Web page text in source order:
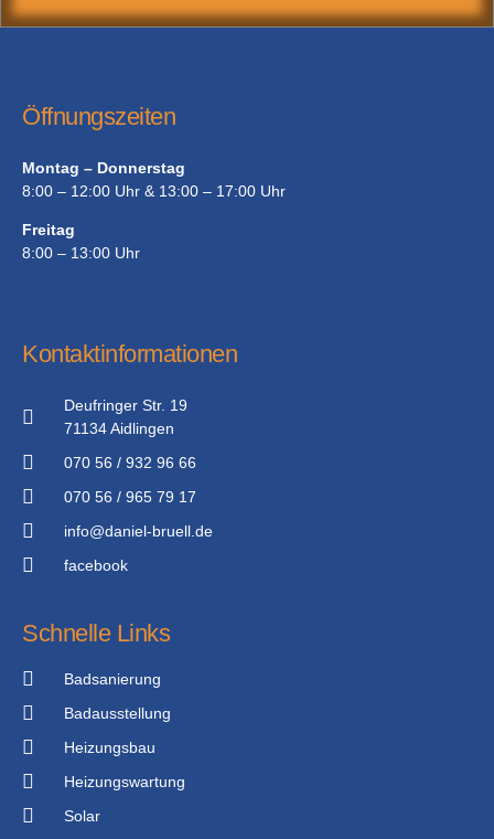
Öffnungszeiten
Montag – Donnerstag
8:00 – 12:00 Uhr & 13:00 – 17:00 Uhr
Freitag
8:00 – 13:00 Uhr
Kontaktinformationen
Deufringer Str. 19
71134 Aidlingen
070 56 / 932 96 66
070 56 / 965 79 17
info@daniel-bruell.de
facebook
Schnelle Links
Badsanierung
Badausstellung
Heizungsbau
Heizungswartung
Solar